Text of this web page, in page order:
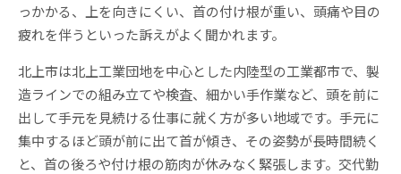
っかかる、上を向きにくい、首の付け根が重い、頭痛や目の
疲れを伴うといった訴えがよく聞かれます。
北上市は北上工業団地を中心とした内陸型の工業都市で、製
造ラインでの組み立てや検査、細かい手作業など、頭を前に
出して手元を見続ける仕事に就く方が多い地域です。手元に
集中するほど頭が前に出て首が傾き、その姿勢が長時間続く
と、首の後ろや付け根の筋肉が休みなく緊張します。交代勤